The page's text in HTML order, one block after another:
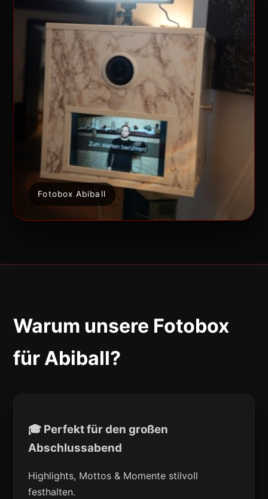
Fotobox Abiball
Warum unsere Fotobox
für Abiball?
🎓 Perfekt für den großen
Abschlussabend
Highlights, Mottos & Momente stilvoll
festhalten.